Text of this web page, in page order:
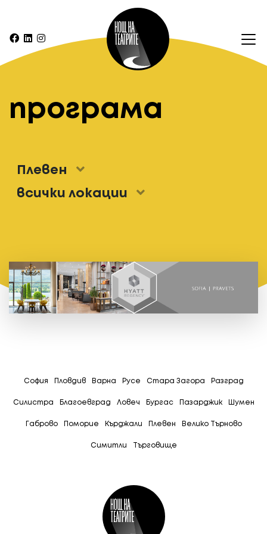
програма
Плевен
всички локации
София Пловдив Варна Русе Стара Загора Разград
Силистра Благоевград Ловеч Бургас Пазарджик Шумен
Габрово Поморие Кърджали Плевен Велико Търново
Симитли Tърговище